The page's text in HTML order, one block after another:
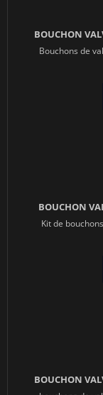
BOUCHON
Bouchons de
BOUCHON
Kit de
BOUCHON